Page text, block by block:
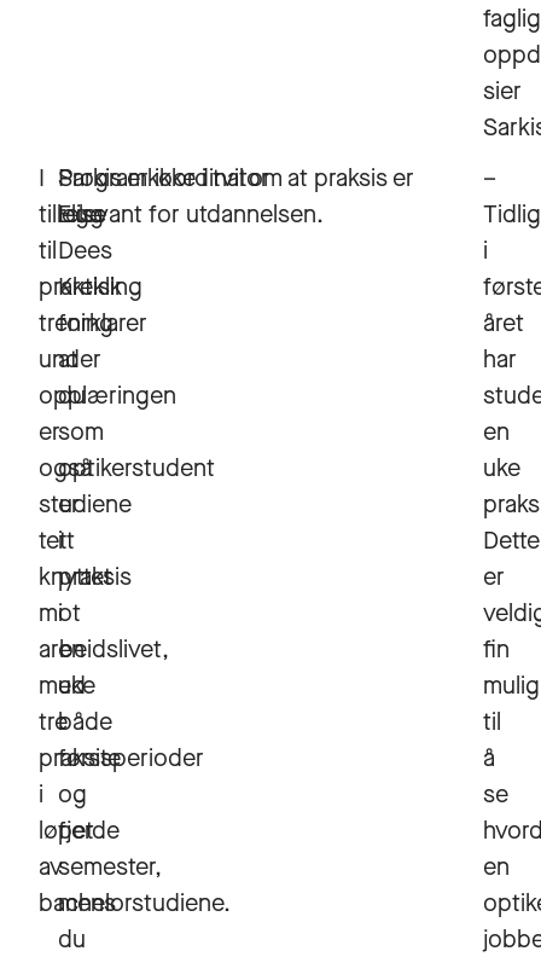
faglig
sier
I
tillegg
til
praktisk
trening
under
opplæringen
er
også
studiene
tett
knyttet
mot
arbeidslivet,
med
tre
praksisperioder
i
løpet
av
bachelorstudiene.
Programkoordinator
Elise
Dees
Krekling
forklarer
at
du
som
optikerstudent
er
i
praksis
i
en
uke
både
første
og
fjerde
semester,
mens
du
Sarkis er ikke i tvil om at praksis er
relevant for utdannelsen.
–
Tidlig
i
året
har
en
uke
Dette
er
fin
til
å
se
en